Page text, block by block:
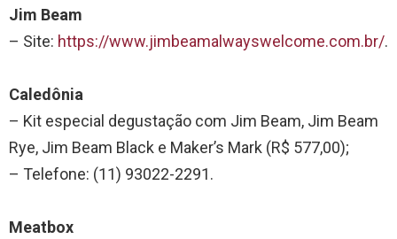
Jim Beam
– Site: https://www.jimbeamalwayswelcome.com.br/.
Caledônia
– Kit especial degustação com Jim Beam, Jim Beam
Rye, Jim Beam Black e Maker’s Mark (R$ 577,00);
– Telefone: (11) 93022-2291.
Meatbox